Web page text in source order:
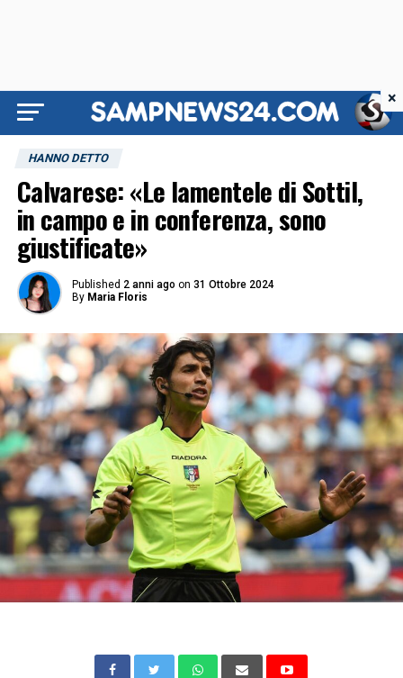
HANNO DETTO
Calvarese: «Le lamentele di Sottil,
in campo e in conferenza, sono
giustificate»
Published 2 anni ago on 31 Ottobre 2024
By Maria Floris
×